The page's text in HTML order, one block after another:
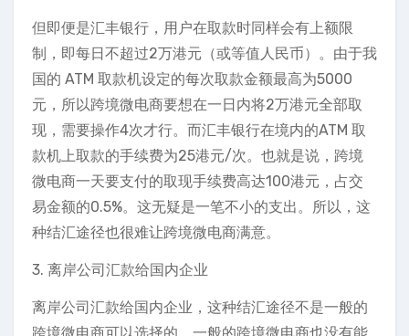
但即便是汇丰银行，用户在取款时同样会有上额限
制，即每日不超过2万港元（或等值人民币）。由于我
国的 ATM 取款机设定的每次取款金额最高为5000
元，所以跨境微电商要想在一日内将2万港元全部取
现，需要操作4次才行。而汇丰银行在境内的ATM 取
款机上取款的手续费为25港元/次。也就是说，跨境
微电商一天要支付的取现手续费高达100港元，占交
易金额的0.5%。这无疑是一笔不小的支出。所以，这
种结汇途径也很难让跨境微电商满意。
3. 离岸公司汇款给国内企业
离岸公司汇款给国内企业，这种结汇途径不是一般的